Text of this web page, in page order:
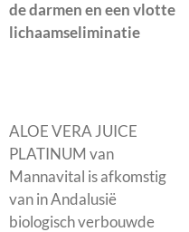
de darmen en een vlotte
lichaamseliminatie
ALOE VERA JUICE
PLATINUM van
Mannavital is afkomstig
van in Andalusië
biologisch verbouwde